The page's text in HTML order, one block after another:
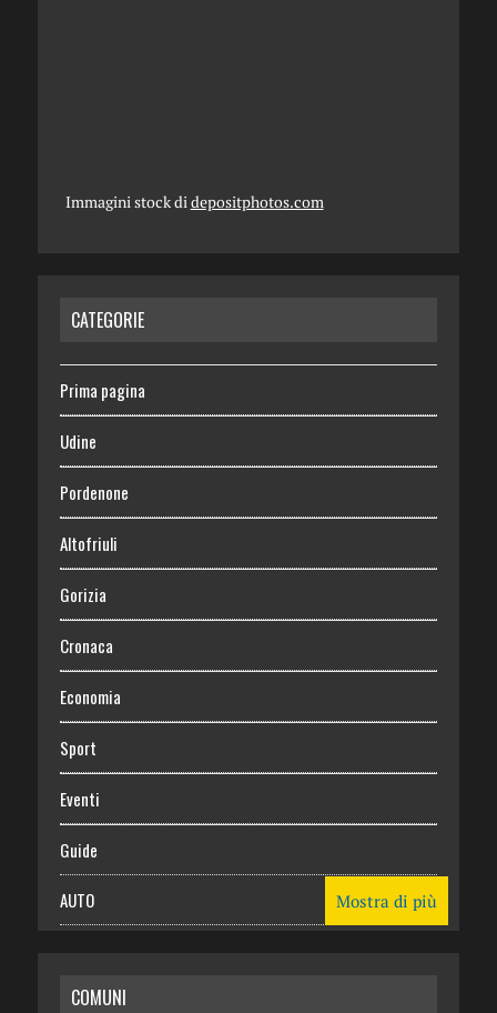
Immagini stock di depositphotos.com
CATEGORIE
Prima pagina
Udine
Pordenone
Altofriuli
Gorizia
Cronaca
Economia
Sport
Eventi
Guide
AUTO
RISPARMIO
Mostra di più
COMUNI